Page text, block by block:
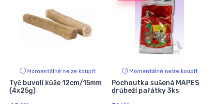
Momentálně nelze koupit
Tyč buvolí kůže 12cm/15mm
(4x25g)
Momentálně nelze koupit
Pochoutka sušená MAPES
drůbeží pařátky 3ks